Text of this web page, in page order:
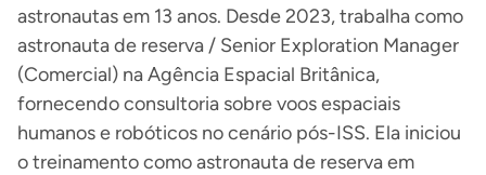
astronautas em 13 anos. Desde 2023, trabalha como
astronauta de reserva / Senior Exploration Manager
(Comercial) na Agência Espacial Britânica,
fornecendo consultoria sobre voos espaciais
humanos e robóticos no cenário pós-ISS. Ela iniciou
o treinamento como astronauta de reserva em